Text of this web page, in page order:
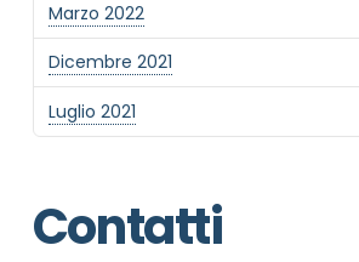
Marzo 2022
Dicembre 2021
Luglio 2021
Contatti